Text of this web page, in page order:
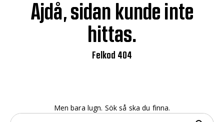
Ajdå, sidan kunde inte
hittas.
Felkod 404
Men bara lugn. Sök så ska du finna.